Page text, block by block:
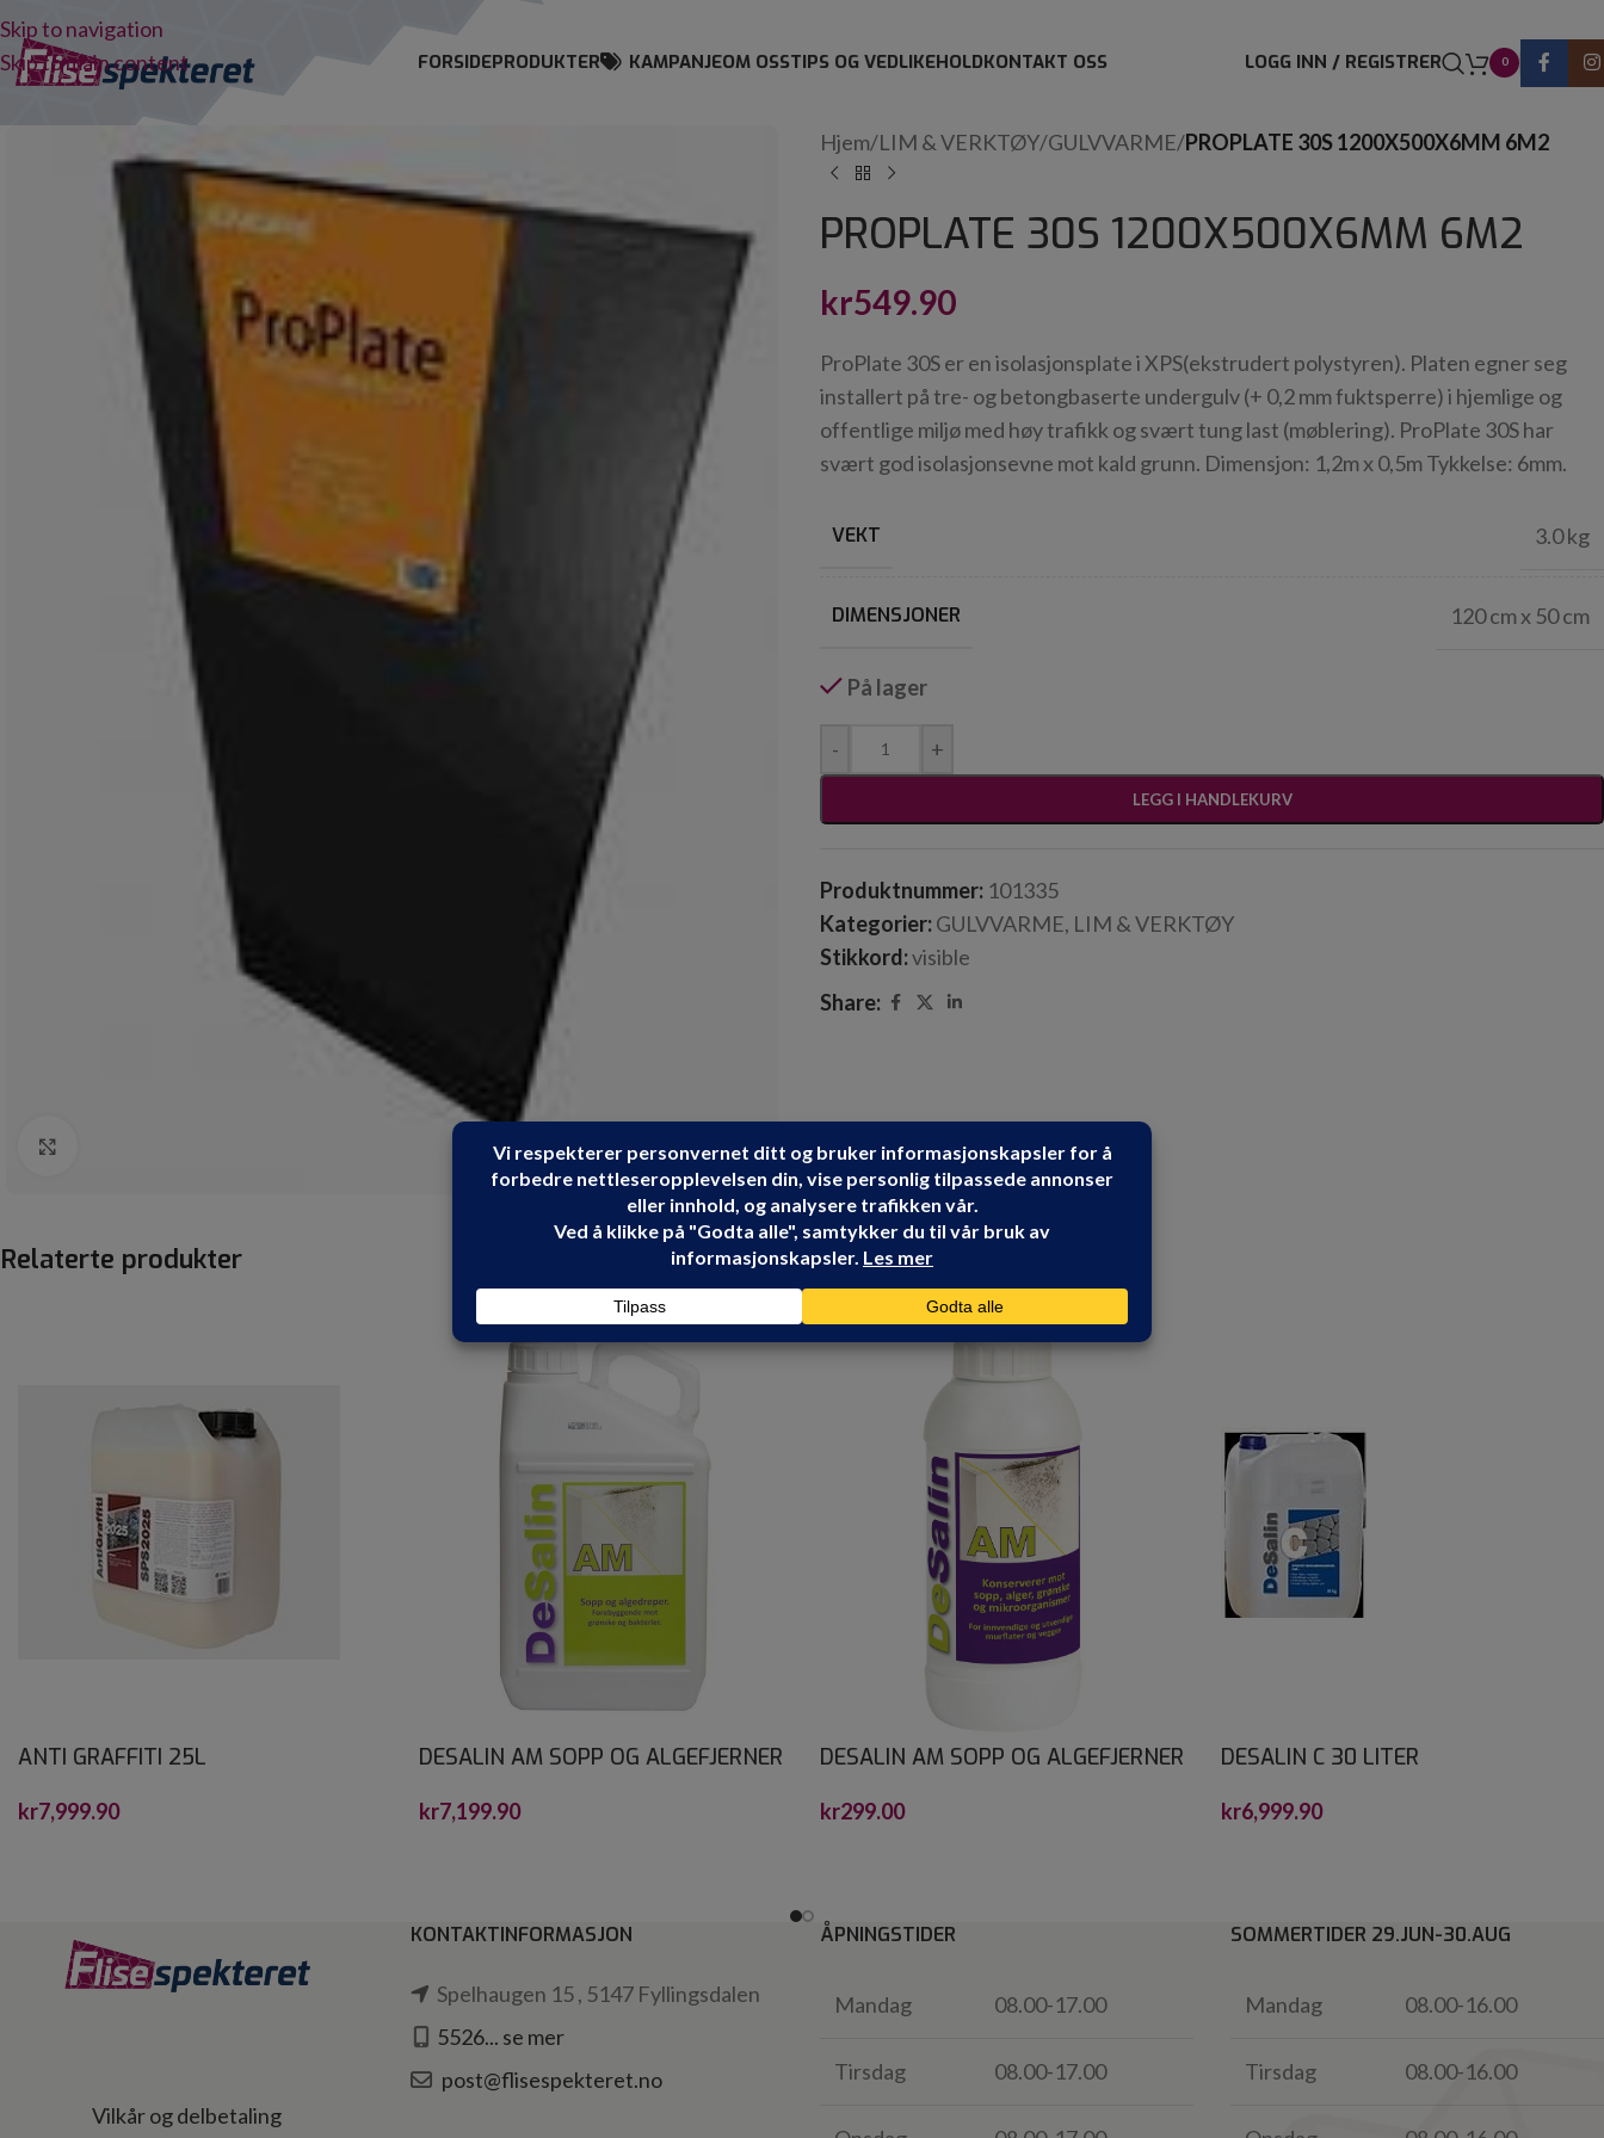
Skip to navigation
Skip to main content
FORSIDEPRODUKTER KAMPANJEOM OSSTIPS OG VEDLIKEHOLDKONTAKT OSS LOGG INN / REGISTRER 0
Hjem/LIM & VERKTØY/GULVVARME/PROPLATE 30S 1200X500X6MM 6M2
PROPLATE 30S 1200X500X6MM 6M2
kr549.90
ProPlate 30S er en isolasjonsplate i XPS(ekstrudert polystyren). Platen egner seg
installert på tre- og betongbaserte undergulv (+ 0,2 mm fuktsperre) i hjemlige og
offentlige miljø med høy trafikk og svært tung last (møblering). ProPlate 30S har
svært god isolasjonsevne mot kald grunn. Dimensjon: 1,2m x 0,5m Tykkelse: 6mm.
VEKT 3.0 kg
DIMENSJONER 120 cm x 50 cm
På lager
- +
LEGG I HANDLEKURV
Produktnummer: 101335
Kategorier:GULVVARME, LIM & VERKTØY
Stikkord:visible
Share:
Relaterte produkter
ANTI GRAFFITI 25L
kr7,999.90
DESALIN AM SOPP OG ALGEFJERNER
kr7,199.90
DESALIN AM SOPP OG ALGEFJERNER
kr299.00
DESALIN C 30 LITER
kr6,999.90
Vilkår og delbetaling
KONTAKTINFORMASJON
Spelhaugen 15 , 5147 Fyllingsdalen
5526... se mer
post@flisespekteret.no
ÅPNINGSTIDER
Mandag 08.00-17.00
Tirsdag 08.00-17.00
SOMMERTIDER 29.JUN-30.AUG
Mandag 08.00-16.00
Tirsdag 08.00-16.00